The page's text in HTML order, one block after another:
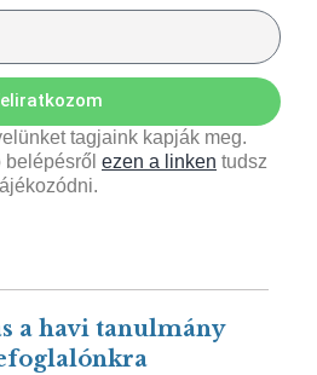
tagjaink kapják meg.
ezen a linken tudsz
a havi tanulmány